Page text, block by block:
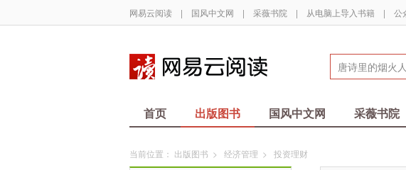
网易云阅读 | 国风中文网 | 采薇书院 | 从电脑上导入书籍 | 公
首页 出版图书 国风中文网 采薇书院
当前位置： 出版图书 > 经济管理 > 投资理财